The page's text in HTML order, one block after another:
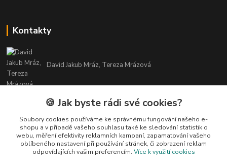
Kontakty
David Jakub Mráz, Tereza Mrázová
info@bylinky-maya.cz
🍪 Jak byste rádi své cookies?
Soubory cookies používáme ke správnému fungování našeho e-
shopu a v případě vašeho souhlasu také ke sledování statistik o
webu, měření efektivity reklamních kampaní, zapamatování vašeho
oblíbeného nastavení při používání stránek, či zobrazení reklam
odpovídajících vašim preferencím. Více k využití cookies